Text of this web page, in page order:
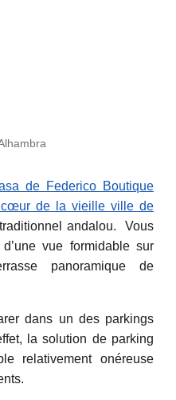
de Federico Boutique
de la vieille ville de
andalou. Vous
vue formidable sur
panoramique de
dans un des parkings
la solution de parking
relativement onéreuse